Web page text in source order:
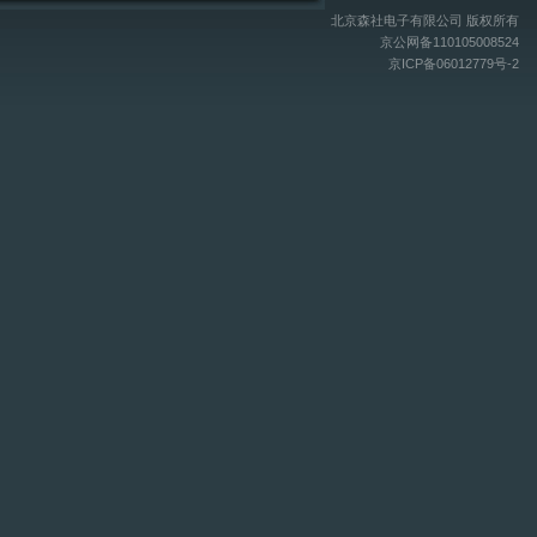
北京森社电子有限公司 版权所有
京公网备110105008524
京ICP备06012779号-2